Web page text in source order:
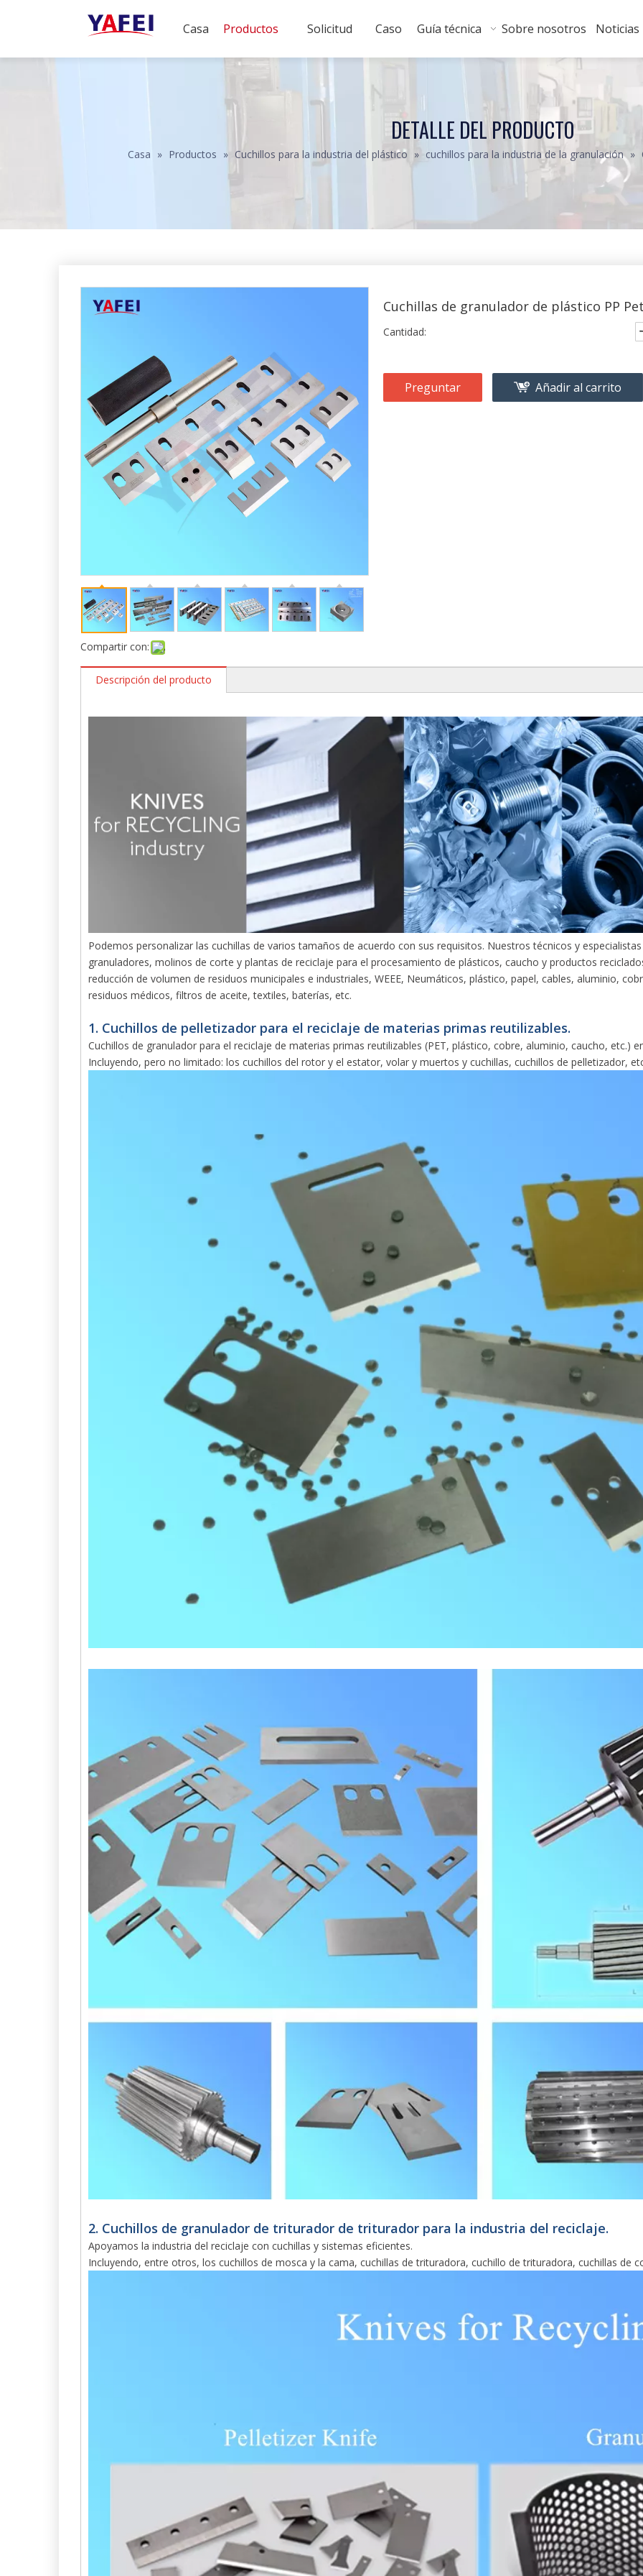
Casa Productos Solicitud Caso Guía técnica Sobre nosotros Noticias
DETALLE DEL PRODUCTO
Casa » Productos » Cuchillos para la industria del plástico » cuchillos para la industria de la granulación »
Compartir con:
Cuchillas de granulador de plástico PP Pet
Cantidad:
Preguntar Añadir al carrito
Descripción del producto
Podemos personalizar las cuchillas de varios tamaños de acuerdo con sus requisitos. Nuestros técnicos y
granuladores, molinos de corte y plantas de reciclaje para el procesamiento de plásticos, caucho y productos
reducción de volumen de residuos municipales e industriales, WEEE, Neumáticos, plástico, papel, cables, aluminio,
residuos médicos, filtros de aceite, textiles, baterías, etc.
1. Cuchillos de pelletizador para el reciclaje de materias primas reutilizables.
Cuchillos de granulador para el reciclaje de materias primas reutilizables (PET, plástico, cobre, aluminio, caucho, etc.)
Incluyendo, pero no limitado: los cuchillos del rotor y el estator, volar y muertos y cuchillas, cuchillos de pelletizador,
2. Cuchillos de granulador de triturador de triturador para la industria del reciclaje.
Apoyamos la industria del reciclaje con cuchillas y sistemas eficientes.
Incluyendo, entre otros, los cuchillos de mosca y la cama, cuchillas de trituradora, cuchillo de trituradora, cuchillas de